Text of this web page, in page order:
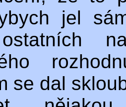
jel
se dal